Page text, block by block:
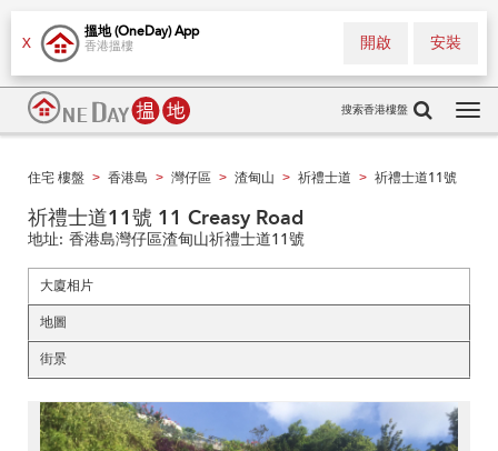
X
搵地 (OneDay) App
香港搵樓 安裝
開啟
搜索香港樓盤
住宅 樓盤 > 香港島 > 灣仔區 > 渣甸山 > 祈禮士道 > 祈禮士道11號
祈禮士道11號 11 Creasy Road
地址: 香港島灣仔區渣甸山祈禮士道11號
大廈相片
地圖
街景